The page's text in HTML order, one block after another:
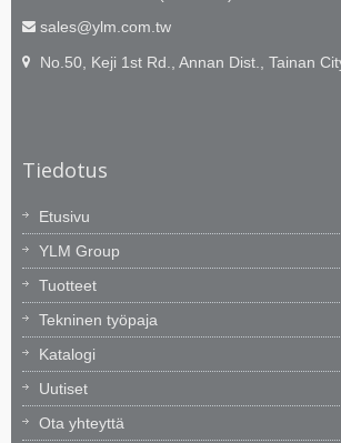
sales@ylm.com.tw
No.50, Keji 1st Rd., Annan Dist., Tainan
Tiedotus
Etusivu
YLM Group
Tuotteet
Tekninen työpaja
Katalogi
Uutiset
Ota yhteyttä